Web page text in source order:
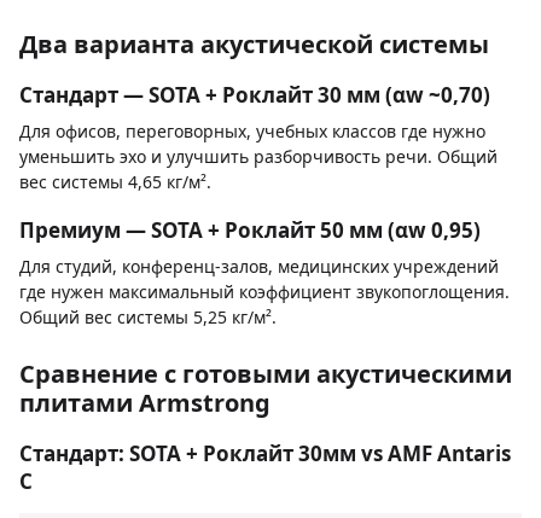
Два варианта акустической системы
Стандарт — SOTA + Роклайт 30 мм (αw ~0,70)
Для офисов, переговорных, учебных классов где нужно
уменьшить эхо и улучшить разборчивость речи. Общий
вес системы 4,65 кг/м².
Премиум — SOTA + Роклайт 50 мм (αw 0,95)
Для студий, конференц-залов, медицинских учреждений
где нужен максимальный коэффициент звукопоглощения.
Общий вес системы 5,25 кг/м².
Сравнение с готовыми акустическими
плитами Armstrong
Стандарт: SOTA + Роклайт 30мм vs AMF Antaris
C